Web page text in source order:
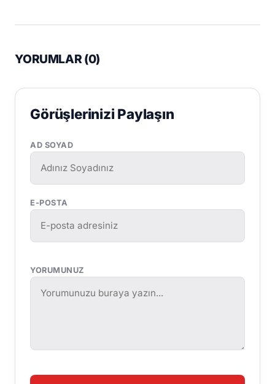
YORUMLAR (0)
Görüşlerinizi Paylaşın
AD SOYAD
E-POSTA
YORUMUNUZ